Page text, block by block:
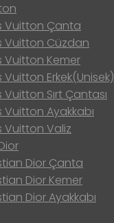
Vuitton Çanta
Vuitton Cüzdan
Vuitton Kemer
Vuitton Erkek(Unisek)
Vuitton Sırt Çantası
Vuitton Ayakkabı
Vuitton Valiz
Dior Çanta
Dior Kemer
Dior Ayakkabı